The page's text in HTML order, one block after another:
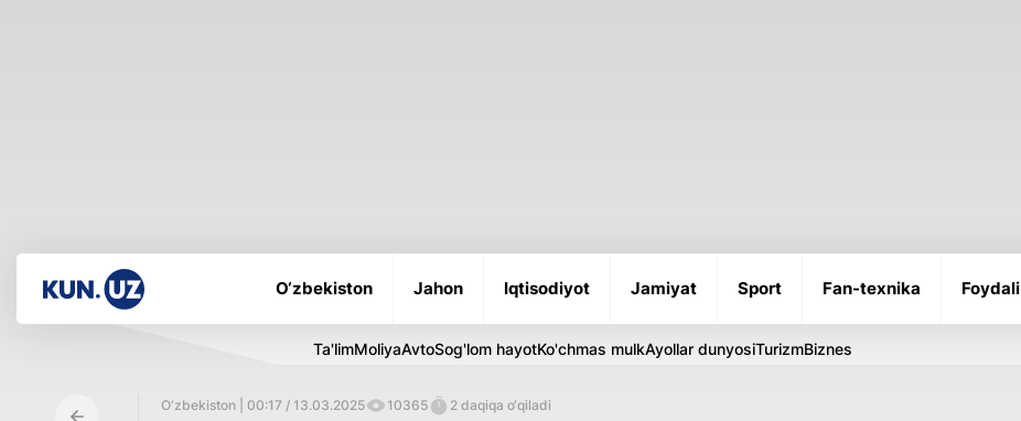
O‘zbekiston Jahon Iqtisodiyot Jamiyat Sport Fan-texnika Foydali
Ta'limMoliyaAvtoSog'lom hayotKo'chmas mulkAyollar dunyosiTurizmBiznes
O‘zbekiston | 00:17 / 13.03.2025 10365 2 daqiqa o‘qiladi